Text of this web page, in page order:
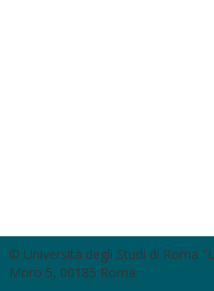
© Università degli Studi di Roma
Moro 5, 00185 Roma